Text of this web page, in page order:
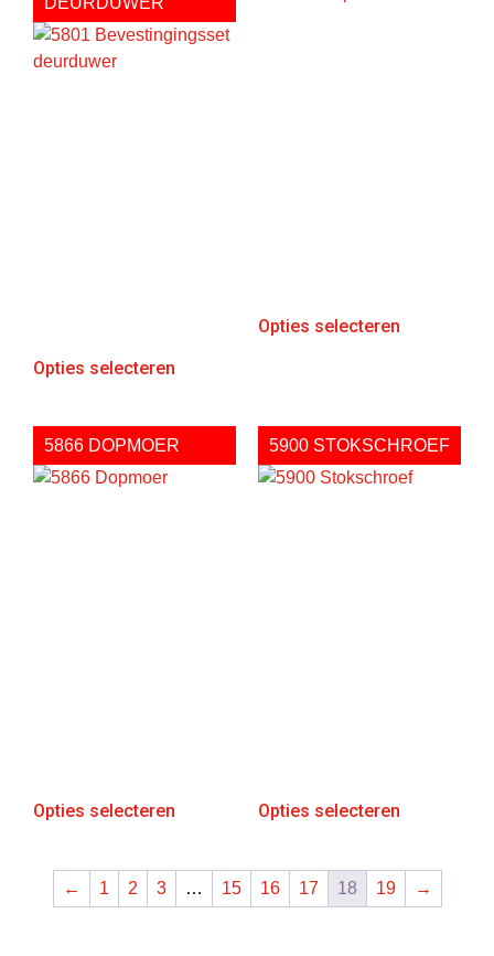
Opties selecteren
Opties selecteren
5866 DOPMOER
Opties selecteren
5900 STOKSCHROEF
Opties selecteren
← 1 2 3 … 15 16 17 18 19 →